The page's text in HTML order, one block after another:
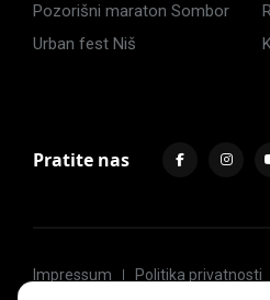
Pozorišni maraton Sombor
Urban fest Niš
Pratite nas
Impressum Politika privatnosti